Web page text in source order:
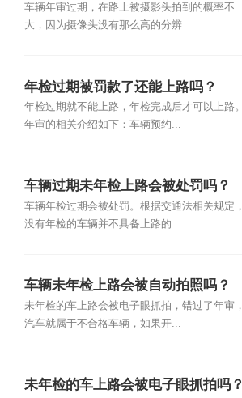
车辆年审过期，在路上被摄影头拍到的概率不
大，因为摄像头没有那么高的分辨...
年检过期被罚款了还能上路吗？
年检过期就不能上路，年检完成后才可以上路。
年审的相关介绍如下：车辆预约...
车辆过期未年检上路会被处罚吗？
车辆年检过期会被处罚。根据交通法相关规定，
没有年检的车辆并不具备上路的...
车辆未年检上路会被自动拍照吗？
未年检的车上路会被电子眼抓拍，错过了年审，
汽车就属于不合格车辆，如果开...
未年检的车上路会被电子眼抓拍吗？